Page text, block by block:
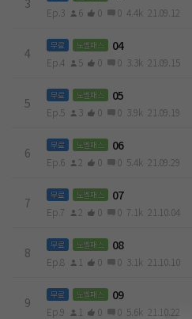
Ep.3 6 0 0 4.4k 21.09.12
4
무료 노벨패스 04
Ep.4 5 0 0 3.3k 21.09.15
5
무료 노벨패스 05
Ep.5 3 0 0 3.9k 21.09.19
6
무료 노벨패스 06
Ep.6 2 0 0 5.4k 21.09.29
7
무료 노벨패스 07
Ep.7 2 0 0 7.1k 21.10.04
8
무료 노벨패스 08
Ep.8 1 0 0 3.1k 21.10.10
9
무료 노벨패스 09
Ep.9 1 0 0 5.6k 21.10.22